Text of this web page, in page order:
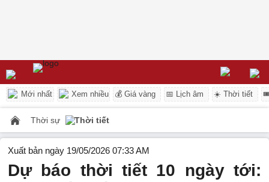
Mới nhất Xem nhiều 💰 Giá vàng 📅 Lịch âm ☀️ Thời tiết
Thời sự Thời tiết
Xuất bản ngày 19/05/2026 07:33 AM
Dự báo thời tiết 10 ngày tới: